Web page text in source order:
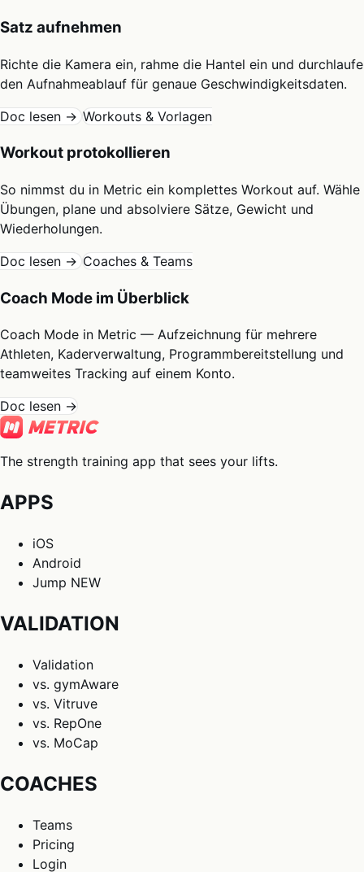
Satz aufnehmen
Richte die Kamera ein, rahme die Hantel ein und durchlaufe
den Aufnahmeablauf für genaue Geschwindigkeitsdaten.
Doc lesen → Workouts & Vorlagen
Workout protokollieren
So nimmst du in Metric ein komplettes Workout auf. Wähle
Übungen, plane und absolviere Sätze, Gewicht und
Wiederholungen.
Doc lesen → Coaches & Teams
Coach Mode im Überblick
Coach Mode in Metric — Aufzeichnung für mehrere
Athleten, Kaderverwaltung, Programmbereitstellung und
teamweites Tracking auf einem Konto.
Doc lesen →
The strength training app that sees your lifts.
APPS
iOS
Android
Jump NEW
VALIDATION
Validation
vs. gymAware
vs. Vitruve
vs. RepOne
vs. MoCap
COACHES
Teams
Pricing
Login